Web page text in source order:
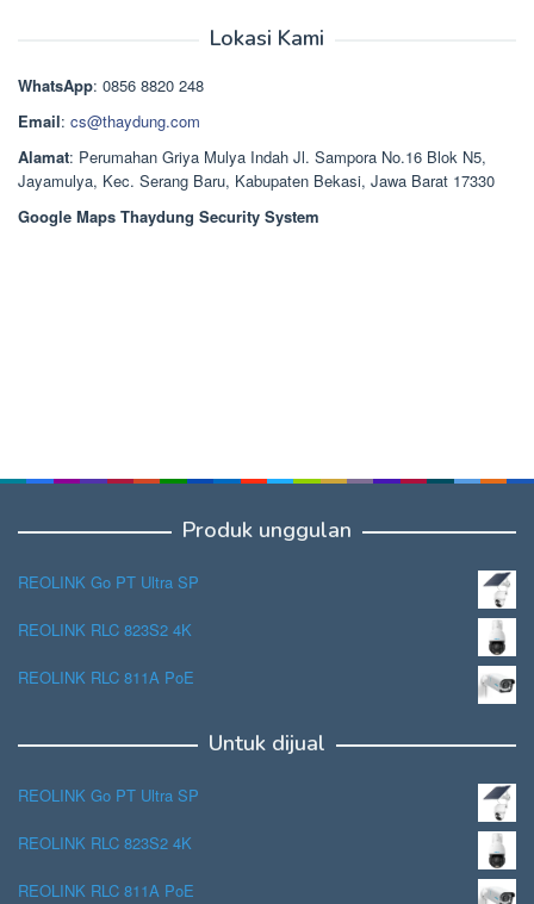
Rp1.378.000.
Lokasi Kami
WhatsApp: 0856 8820 248
Email: cs@thaydung.com
Alamat: Perumahan Griya Mulya Indah Jl. Sampora No.16 Blok N5,
Jayamulya, Kec. Serang Baru, Kabupaten Bekasi, Jawa Barat 17330
Google Maps Thaydung Security System
Produk unggulan
REOLINK Go PT Ultra SP
REOLINK RLC 823S2 4K
REOLINK RLC 811A PoE
Untuk dijual
REOLINK Go PT Ultra SP
REOLINK RLC 823S2 4K
REOLINK RLC 811A PoE